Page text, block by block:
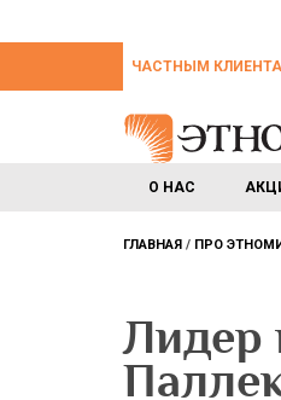
ЧАСТНЫМ
О НАС
ГЛАВНАЯ ПРО
Лидер